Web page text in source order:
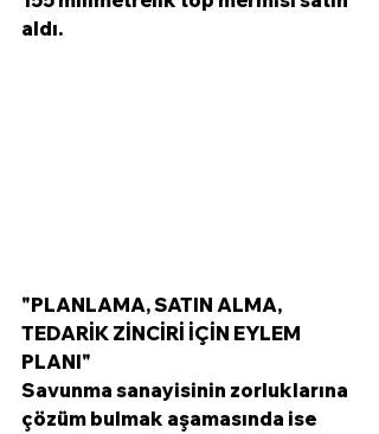
aldı.
"PLANLAMA, SATIN ALMA,
TEDARİK ZİNCİRİ İÇİN EYLEM
PLANI"
Savunma sanayisinin zorluklarına
çözüm bulmak aşamasında ise